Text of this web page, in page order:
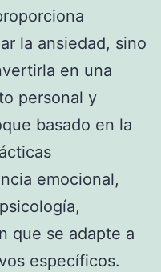
la ansiedad, sino
en una
personal y
basado en la
emocional,
que se adapte a
específicos.